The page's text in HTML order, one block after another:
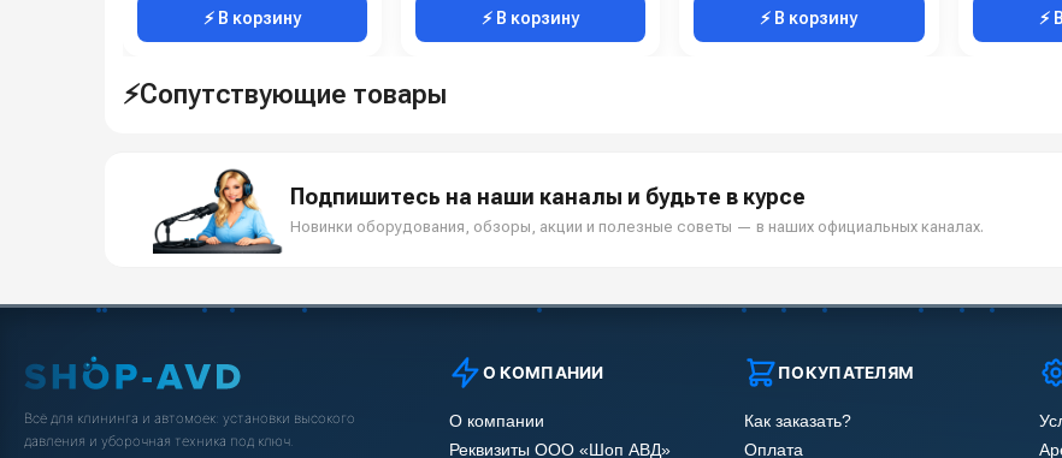
⚡ В корзину ⚡ В корзину ⚡ В корзину ⚡
⚡Сопутствующие товары
Подпишитесь на наши каналы и будьте в курсе
Новинки оборудования, обзоры, акции и полезные советы — в наших официальных каналах.
Всё для клининга и автомоек: установки высокого
давления и уборочная техника под ключ.
О КОМПАНИИ
О компании
Реквизиты ООО «Шоп АВД»
ПОКУПАТЕЛЯМ
Как заказать?
Оплата